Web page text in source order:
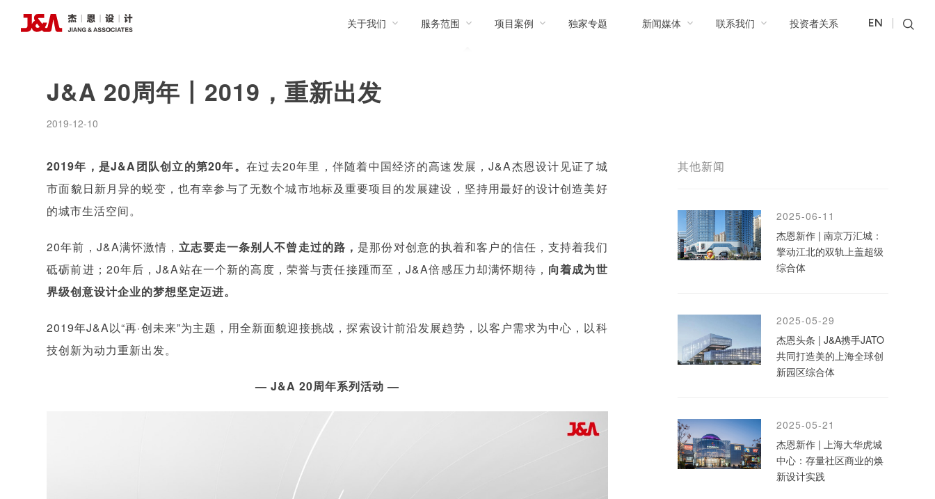
关于我们 服务范围 项目案例 独家专题 新闻媒体 联系我们 投资者关系 EN
J&A 20周年丨2019，重新出发
2019-12-10
2019年，是J&A团队创立的第20年。 在过去20年里，伴随着中国经济的高速发展，J&A杰恩设计见证了城
市面貌日新月异的蜕变，也有幸参与了无数个城市地标及重要项目的发展建设，坚持用最好的设计创造美好
的城市生活空间。
20年前，J&A满怀激情，立志要走一条别人不曾走过的路， 是那份对创意的执着和客户的信任，支持着我们
砥砺前进；20年后，J&A站在一个新的高度，荣誉与责任接踵而至，J&A倍感压力却满怀期待， 向着成为世
界级创意设计企业的梦想坚定迈进。
2019年J&A以“再·创未来”为主题，用全新面貌迎接挑战，探索设计前沿发展趋势，以客户需求为中心，以科
技创新为动力重新出发。
— J&A 20周年系列活动 —
其他新闻
2025-06-11
杰恩新作 | 南京万汇城：
擎动江北的双轨上盖超级
综合体
2025-05-29
杰恩头条 | J&A携手JATO
共同打造美的上海全球创
新园区综合体
2025-05-21
杰恩新作 | 上海大华虎城
中心：存量社区商业的焕
新设计实践